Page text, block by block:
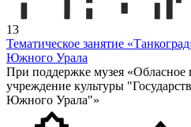
13
Тематическое занятие
Южного Урала
При поддержке музея «Обласное
учреждение культуры
Южного Урала"»